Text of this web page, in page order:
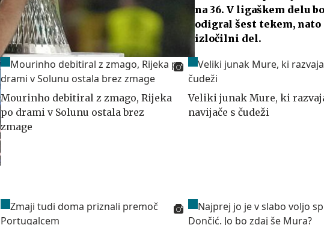
na 36. V ligaškem delu
odigral šest tekem,
izločilni del.
Mourinho debitiral z zmago, Rijeka
po drami v Solunu ostala brez
zmage
Veliki junak Mure, ki
navijače s čudeži